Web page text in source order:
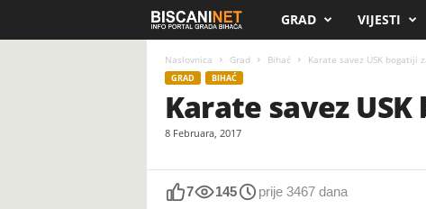
i
GRAD VIJESTI
Naslovnica Grad Bihać Karate savez USK bogatiji
GRAD BIHAĆ
Karate savez
8 Februara, 2017
7 145 prije 3467 dana